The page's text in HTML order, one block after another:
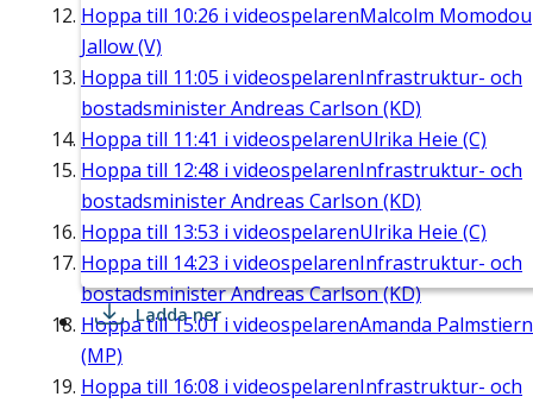
Hoppa till 10:26 i videospelarenMalcolm Momodou
Jallow (V)
Hoppa till 11:05 i videospelarenInfrastruktur- och
bostadsminister Andreas Carlson (KD)
Hoppa till 11:41 i videospelarenUlrika Heie (C)
Hoppa till 12:48 i videospelarenInfrastruktur- och
bostadsminister Andreas Carlson (KD)
Hoppa till 13:53 i videospelarenUlrika Heie (C)
Hoppa till 14:23 i videospelarenInfrastruktur- och
bostadsminister Andreas Carlson (KD)
Hoppa till15:01 i videospelarenAmanda
(MP)
Hoppa till 16:08 i videospelarenInfrastruktur- och
Ladda ner